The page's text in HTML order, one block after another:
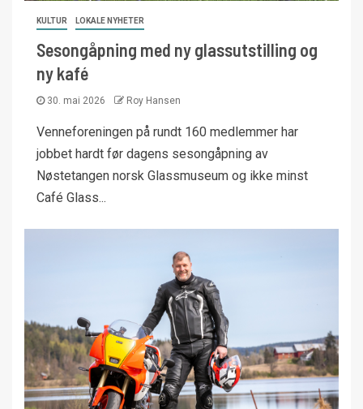
KULTUR LOKALE NYHETER
Sesongåpning med ny glassutstilling og
ny kafé
30. mai 2026 Roy Hansen
Venneforeningen på rundt 160 medlemmer har
jobbet hardt før dagens sesongåpning av
Nøstetangen norsk Glassmuseum og ikke minst
Café Glass...